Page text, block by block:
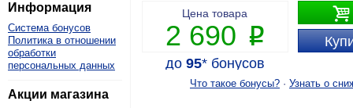
Информация
Система бонусов
Политика в отношении
обработки
персональных данных
Акции магазина

Цена товара
2 690 P
до 95*бонусов
Что такое бонусы? · Узнать о